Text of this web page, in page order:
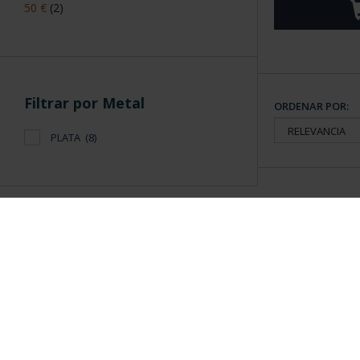
50 € (2)
Filtrar por Metal
PLATA (8)
ORDENAR POR: